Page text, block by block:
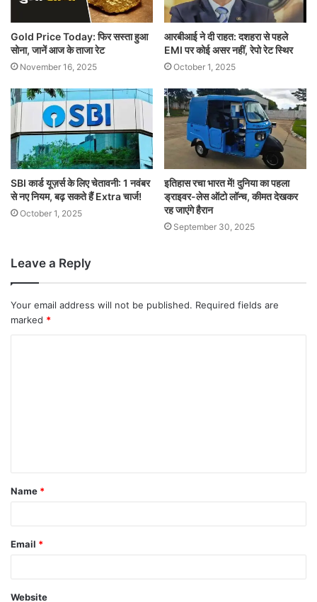
Gold Price Today: फिर सस्ता हुआ
सोना, जानें आज के ताजा रेट
November 16, 2025
आरबीआई ने दी राहत: दशहरा से पहले
EMI पर कोई असर नहीं, रेपो रेट स्थिर
October 1, 2025
SBI कार्ड यूज़र्स के लिए चेतावनी: 1 नवंबर
से नए नियम, बढ़ सकते हैं Extra चार्ज!
October 1, 2025
इतिहास रचा भारत में! दुनिया का पहला
ड्राइवर-लेस ऑटो लॉन्च, कीमत देखकर
रह जाएंगे हैरान
September 30, 2025
Leave a Reply
Your email address will not be published. Required fields are
marked *
Name *
Email *
Website